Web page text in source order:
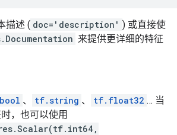
描述 ( doc='description' ) 或直接使
来提供更详细的特征
、 tf.string 、 tf.float32 … 当
，也可以使用